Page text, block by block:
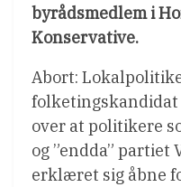
byrådsmedlem i
Konservative.
Abort:
over at politikere
og ”endda”
erklæret sig åbne